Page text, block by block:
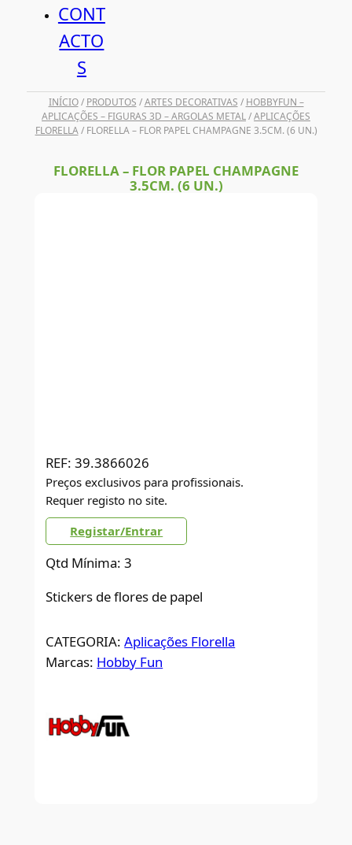
CONT
ACTO
S
INÍCIO/ PRODUTOS /ARTES DECORATIVAS / HOBBYFUN –
APLICAÇÕES – FIGURAS 3D – ARGOLAS METAL/APLICAÇÕES
FLORELLA/ FLORELLA – FLOR PAPEL CHAMPAGNE 3.5CM. (6 UN.)
FLORELLA – FLOR PAPEL CHAMPAGNE
3.5CM. (6 UN.)
REF: 39.3866026
Preços exclusivos para profissionais.
Requer registo no site.
Registar/Entrar
Qtd Mínima: 3
Stickers de flores de papel
CATEGORIA:Aplicações Florella
Marcas: Hobby Fun